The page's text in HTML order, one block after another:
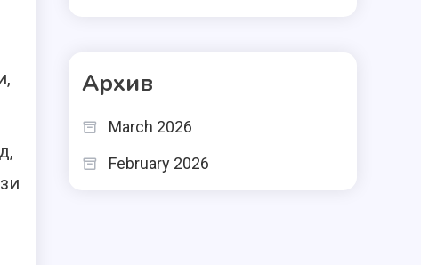
Архив
March 2026
February 2026